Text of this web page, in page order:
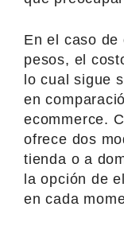
En el caso de
pesos, el
lo cual sigue
en
ecommerce.
ofrece dos
tienda o a
la opción de
en cada